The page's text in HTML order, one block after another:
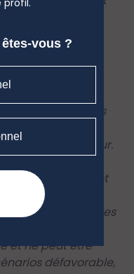
tous les coûts
ou distributeur.
de votre
peut également
recevrez.
produit dépend des
L’évolution
et ne peut être
défavorable,
profil.
vous ?